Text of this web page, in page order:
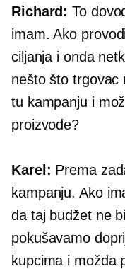
Richard: To
imam. Ako
ciljanja i onda
nešto što trgovac
tu kampanju i
proizvode?
Karel: Prema
kampanju. Ako
da taj budžet ne
pokušavamo
kupcima i možda